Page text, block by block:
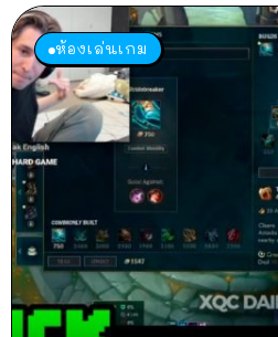
ห้องเล่นเกม